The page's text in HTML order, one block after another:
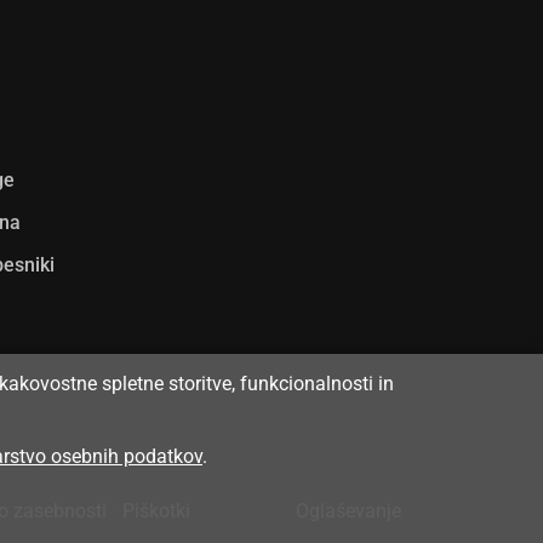
spletne storitve, funkcionalnosti in
osebnih podatkov.